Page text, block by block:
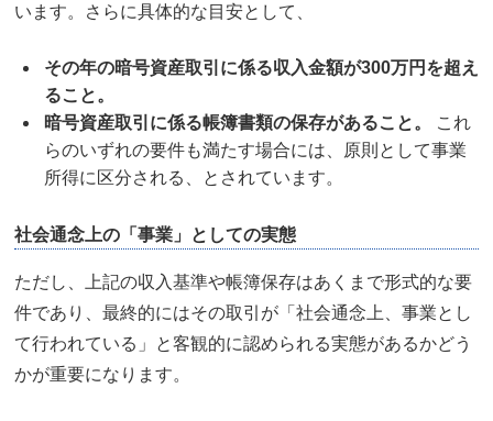
います。さらに具体的な目安として、
その年の暗号資産取引に係る収入金額が300万円を超え
ること。
暗号資産取引に係る帳簿書類の保存があること。
これ
らのいずれの要件も満たす場合には、原則として事業
所得に区分される、とされています。
社会通念上の「事業」としての実態
ただし、上記の収入基準や帳簿保存はあくまで形式的な要
件であり、最終的にはその取引が「社会通念上、事業とし
て行われている」と客観的に認められる実態があるかどう
かが重要になります。